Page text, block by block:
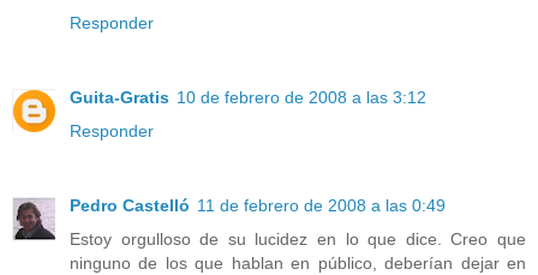
Responder
Guita-Gratis 10 de febrero de 2008 a las 3:12
Responder
Pedro Castelló 11 de febrero de 2008 a las 0:49
Estoy orgulloso de su lucidez en lo que dice. Creo que
ninguno de los que hablan en público, deberían dejar en